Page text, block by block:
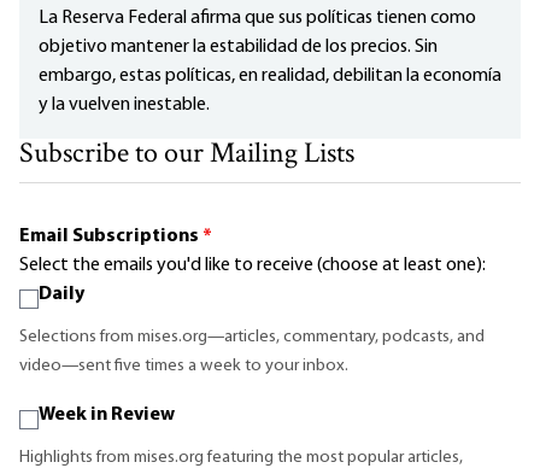
La Reserva Federal afirma que sus políticas tienen como
objetivo mantener la estabilidad de los precios. Sin
embargo, estas políticas, en realidad, debilitan la economía
y la vuelven inestable.
Subscribe to our Mailing Lists
Email Subscriptions *
Select the emails you'd like to receive (choose at least one):
Daily
Selections from mises.org—articles, commentary, podcasts, and
video—sent five times a week to your inbox.
Week in Review
Highlights from mises.org featuring the most popular articles,